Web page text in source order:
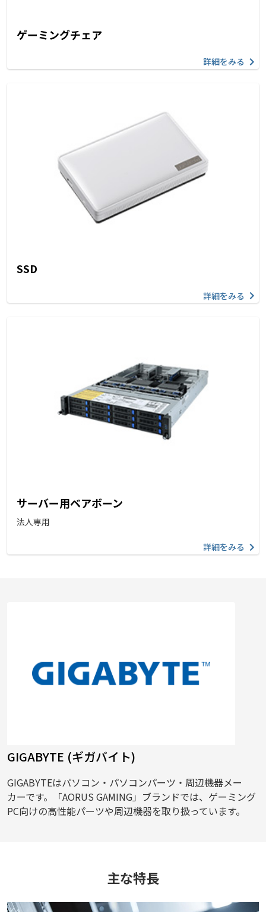
ゲーミングチェア
詳細をみる
SSD
詳細をみる
サーバー用ベアボーン
法人専用
詳細をみる
GIGABYTE (ギガバイト)
GIGABYTEはパソコン・パソコンパーツ・周辺機器メー
カーです。「AORUS GAMING」ブランドでは、ゲーミング
PC向けの高性能パーツや周辺機器を取り扱っています。
主な特長